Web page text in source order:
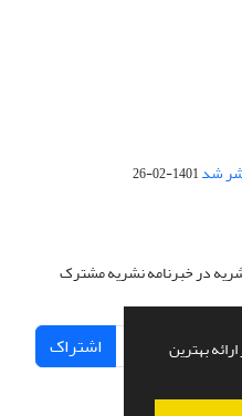
بهترین
1401-02-26
در خبرنامه نشریه مشترک
اشتراک